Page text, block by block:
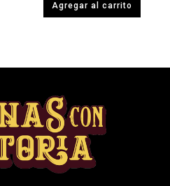
Agregar al carrito